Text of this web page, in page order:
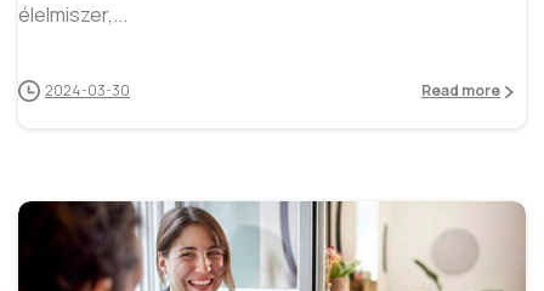
élelmiszer,...
2024-03-30 Read more